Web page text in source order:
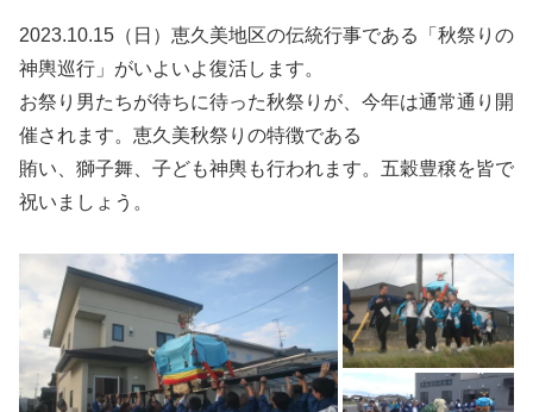
2023.10.15（日）恵久美地区の伝統行事である「秋祭りの
神輿巡行」がいよいよ復活します。
お祭り男たちが待ちに待った秋祭りが、今年は通常通り開
催されます。恵久美秋祭りの特徴である
賄い、獅子舞、子ども神輿も行われます。五穀豊穣を皆で
祝いましょう。